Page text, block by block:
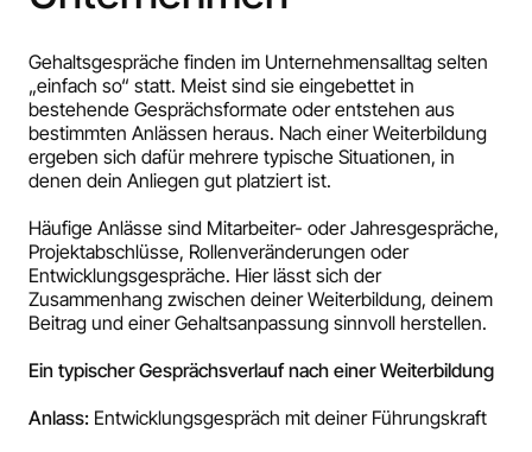
Gehaltsgespräche finden im Unternehmensalltag selten
„einfach so“ statt. Meist sind sie eingebettet in
bestehende Gesprächsformate oder entstehen aus
bestimmten Anlässen heraus. Nach einer Weiterbildung
ergeben sich dafür mehrere typische Situationen, in
denen dein Anliegen gut platziert ist.
Häufige Anlässe sind Mitarbeiter- oder Jahresgespräche,
Projektabschlüsse, Rollenveränderungen oder
Entwicklungsgespräche. Hier lässt sich der
Zusammenhang zwischen deiner Weiterbildung, deinem
Beitrag und einer Gehaltsanpassung sinnvoll herstellen.
Ein typischer Gesprächsverlauf nach einer Weiterbildung
Anlass: Entwicklungsgespräch mit deiner Führungskraft